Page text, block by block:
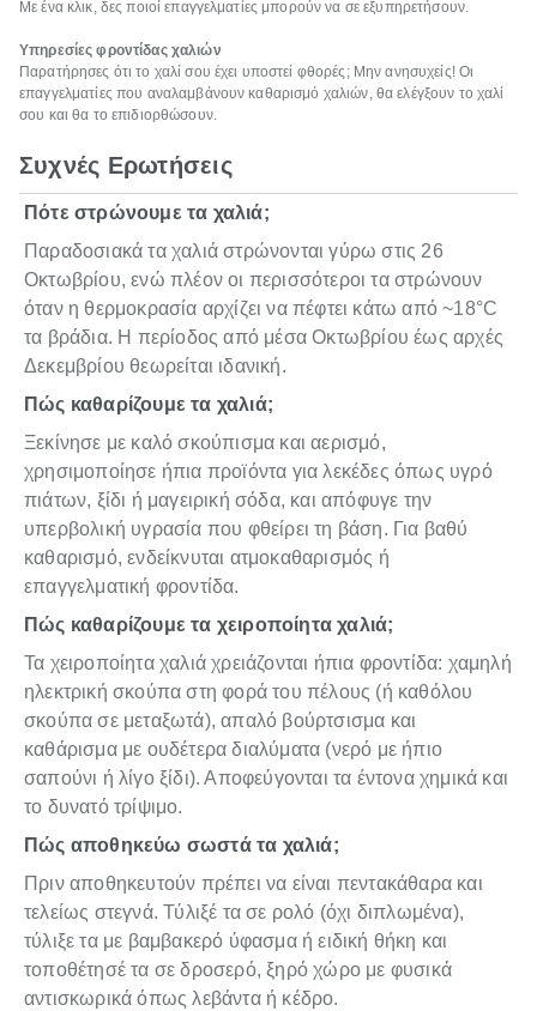
Με ένα κλικ, δες ποιοί επαγγελματίες μπορούν να σε εξυπηρετήσουν.
Υπηρεσίες φροντίδας χαλιών
Παρατήρησες ότι το χαλί σου έχει υποστεί φθορές; Μην ανησυχείς! Οι
επαγγελματίες που αναλαμβάνουν καθαρισμό χαλιών, θα ελέγξουν το χαλί
σου και θα το επιδιορθώσουν.
Συχνές Ερωτήσεις
Πότε στρώνουμε τα χαλιά;
Παραδοσιακά τα χαλιά στρώνονται γύρω στις 26
Οκτωβρίου, ενώ πλέον οι περισσότεροι τα στρώνουν
όταν η θερμοκρασία αρχίζει να πέφτει κάτω από ~18°C
τα βράδια. Η περίοδος από μέσα Οκτωβρίου έως αρχές
Δεκεμβρίου θεωρείται ιδανική.
Πώς καθαρίζουμε τα χαλιά;
Ξεκίνησε με καλό σκούπισμα και αερισμό,
χρησιμοποίησε ήπια προϊόντα για λεκέδες όπως υγρό
πιάτων, ξίδι ή μαγειρική σόδα, και απόφυγε την
υπερβολική υγρασία που φθείρει τη βάση. Για βαθύ
καθαρισμό, ενδείκνυται ατμοκαθαρισμός ή
επαγγελματική φροντίδα.
Πώς καθαρίζουμε τα χειροποίητα χαλιά;
Τα χειροποίητα χαλιά χρειάζονται ήπια φροντίδα: χαμηλή
ηλεκτρική σκούπα στη φορά του πέλους (ή καθόλου
σκούπα σε μεταξωτά), απαλό βούρτσισμα και
καθάρισμα με ουδέτερα διαλύματα (νερό με ήπιο
σαπούνι ή λίγο ξίδι). Αποφεύγονται τα έντονα χημικά και
το δυνατό τρίψιμο.
Πώς αποθηκεύω σωστά τα χαλιά;
Πριν αποθηκευτούν πρέπει να είναι πεντακάθαρα και
τελείως στεγνά. Τύλιξέ τα σε ρολό (όχι διπλωμένα),
τύλιξε τα με βαμβακερό ύφασμα ή ειδική θήκη και
τοποθέτησέ τα σε δροσερό, ξηρό χώρο με φυσικά
αντισκωρικά όπως λεβάντα ή κέδρο.